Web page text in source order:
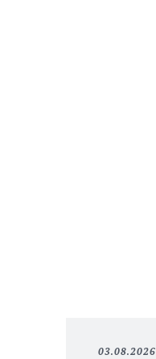
03.08.2026